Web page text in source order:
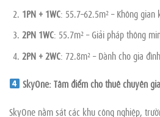
1PN + 1WC: 55.7–62.5m² – Không
2PN 1WC: 55.7m² – Giải pháp thông
2PN + 2WC: 72.8m² – Dành cho gia
SkyOne: Tâm điểm cho thuê chuyên
SkyOne nằm sát các khu công nghiệp,